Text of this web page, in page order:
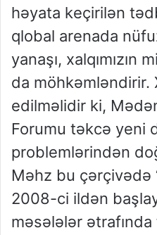
həyata keçirilən
qlobal arenada
yanaşı, xalqımızın
da möhkəmləndirir.
edilməlidir ki,
Forumu təkcə yeni
problemlərindən
Məhz bu çərçivədə
2008-ci ildən
məsələlər ətrafında